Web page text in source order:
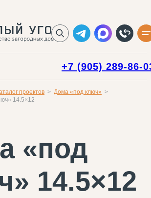
+7 (905) 289-86-
проектов
Дома «под ключ»
14.5×12
«под
14.5×12